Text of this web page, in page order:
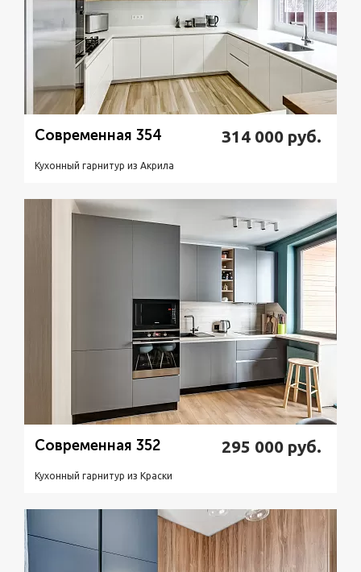
Современная 354 314 000 руб.
Кухонный гарнитур из Акрилa
Подробнее
Современная 352 295 000 руб.
Кухонный гарнитур из Краски
Узнать стоимость